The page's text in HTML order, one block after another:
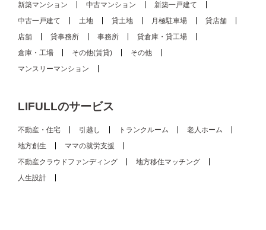
新築マンション
中古マンション
新築一戸建て
中古一戸建て
土地 貸土地 月極駐車場
貸店舗
店舗
貸事務所 事務所
貸倉庫・貸工場
倉庫・工場
その他(賃貸)
その他
マンスリーマンション
LIFULLのサービス
不動産・住宅 引越し トランクルーム
老人ホーム
地方創生
ママの就労支援
不動産クラウドファンディング
地方移住マッチング
人生設計